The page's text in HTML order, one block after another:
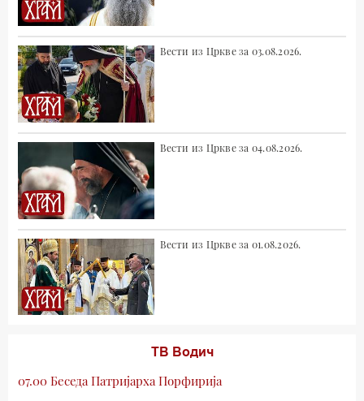
Вести из Цркве за 03.08.2026.
Вести из Цркве за 04.08.2026.
Вести из Цркве за 01.08.2026.
ТВ Водич
07.00 Беседа Патријарха Порфирија